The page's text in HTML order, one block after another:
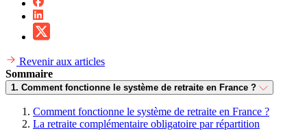
Revenir aux articles
Sommaire
1. Comment fonctionne le système de retraite en France ?
Comment fonctionne le système de retraite en France ?
La retraite complémentaire obligatoire par répartition